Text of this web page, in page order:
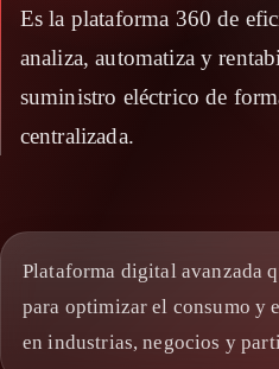
Es la plataforma 360 de
analiza, automatiza y
suministro eléctrico de
centralizada.
Plataforma digital avanzada
para optimizar el consumo y
en industrias, negocios y